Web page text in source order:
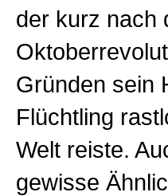
der kurz nach
Gründen sein
Flüchtling
Welt reiste.
gewisse